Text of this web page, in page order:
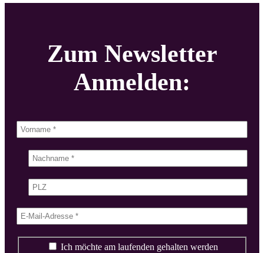
Zum Newsletter
Anmelden:
Ich möchte am laufenden gehalten werden